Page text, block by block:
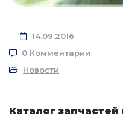
14.09.2016
0 Комментарии
Новости
Каталог